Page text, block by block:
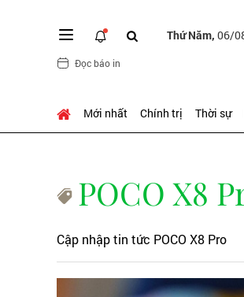
Thứ Năm, 06/
Đọc báo in
Mới nhất Chính trị Thời sự
POCO X8
Cập nhập tin tức POCO X8 Pro